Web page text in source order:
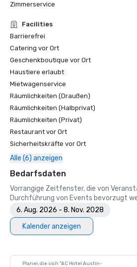
Zimmerservice
Facilities
Barrierefrei
Catering vor Ort
Geschenkboutique vor Ort
Haustiere erlaubt
Mietwagenservice
Räumlichkeiten (Draußen)
Räumlichkeiten (Halbprivat)
Räumlichkeiten (Privat)
Restaurant vor Ort
Sicherheitskräfte vor Ort
Alle (6) anzeigen
Bedarfsdaten
Vorrangige Zeitfenster, die von
Durchführung von Events bevorzugt
6. Aug. 2026 - 8. Nov. 2028
Kalender anzeigen
Planer, die sich "AC Hotel Austin-